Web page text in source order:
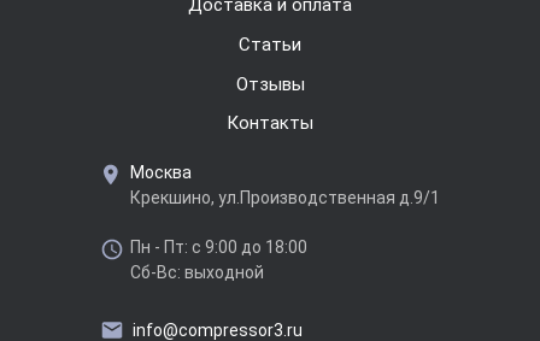
Cтатьи
Отзывы
Контакты
Москва
Крекшино, ул.Производственная д.9/1
Пн - Пт: с 9:00 до 18:00
Сб-Вс: выходной
info@compressor3.ru